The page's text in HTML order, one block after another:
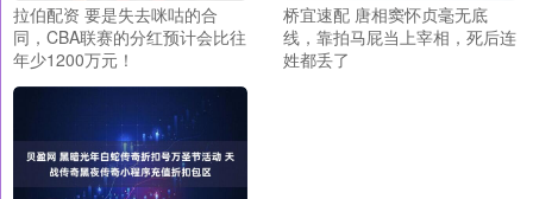
拉伯配资 要是失去咪咕的合
同，CBA联赛的分红预计会比往
年少1200万元！
桥宜速配 唐相窦怀贞毫无底
线，靠拍马屁当上宰相，死后连
姓都丢了